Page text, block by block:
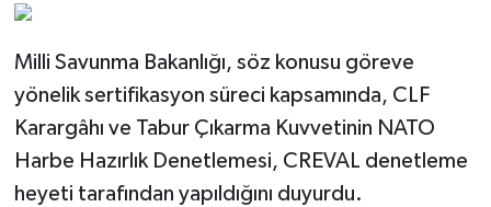
Milli Savunma Bakanlığı, söz konusu göreve
yönelik sertifikasyon süreci kapsamında, CLF
Karargâhı ve Tabur Çıkarma Kuvvetinin NATO
Harbe Hazırlık Denetlemesi, CREVAL denetleme
heyeti tarafından yapıldığını duyurdu.